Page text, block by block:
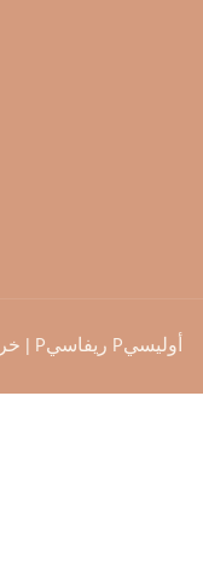
| Pريفاسي Pأوليسي